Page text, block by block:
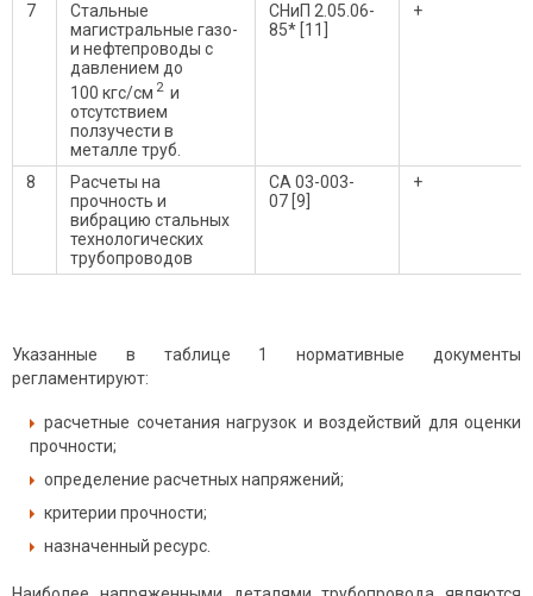
7
Стальные
магистральные газо-
и нефтепроводы с
давлением до
100 кгс/см 2 и
отсутствием
ползучести в
металле труб.
СНиП 2.05.06-
85* [11]
+
8
Расчеты на
прочность и
вибрацию стальных
технологических
трубопроводов
СА 03-003-
07 [9]
+
Указанные в таблице 1 нормативные документы
регламентируют:
расчетные сочетания нагрузок и воздействий для оценки
прочности;
определение расчетных напряжений;
критерии прочности;
назначенный ресурс.